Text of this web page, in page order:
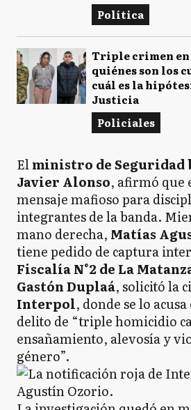
Política
Triple crimen
quiénes son los
cuál es la
Justicia
Policiales
Elministro de Seguridad
Javier Alonso, afirmó que
mensaje mafioso para
integrantes de la banda.
mano derecha, Matías
tiene pedido de captura
Fiscalía N°2 de La
Gastón Duplaá, solicitó la
Interpol, donde se lo
delito de “triple homicidio
ensañamiento, alevosía y
género”.